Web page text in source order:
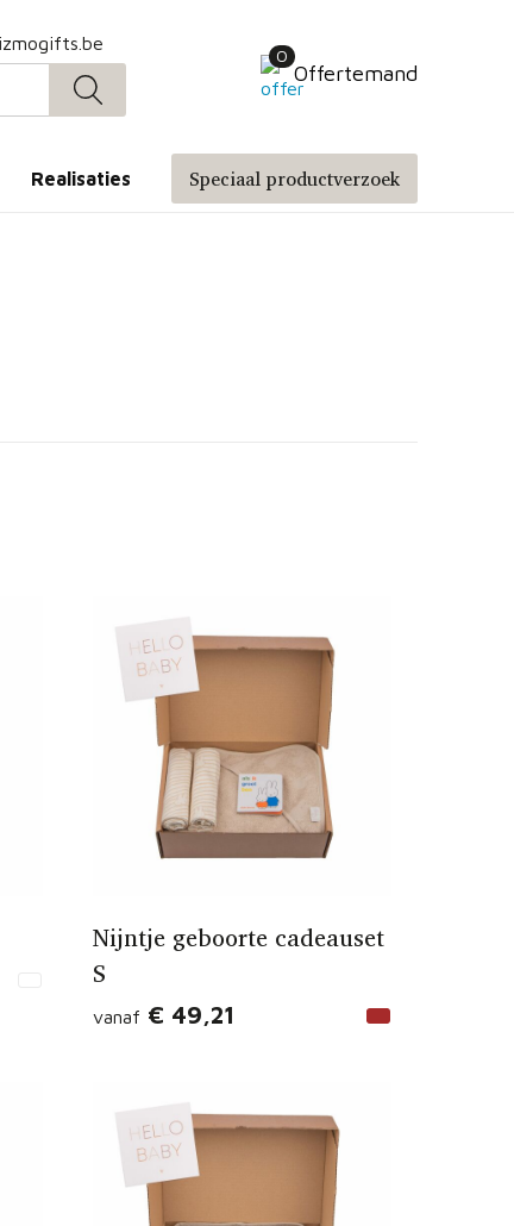
0
Offertemand
Realisaties Speciaal productverzoek
Nijntje geboorte cadeauset
S
vanaf € 49,21